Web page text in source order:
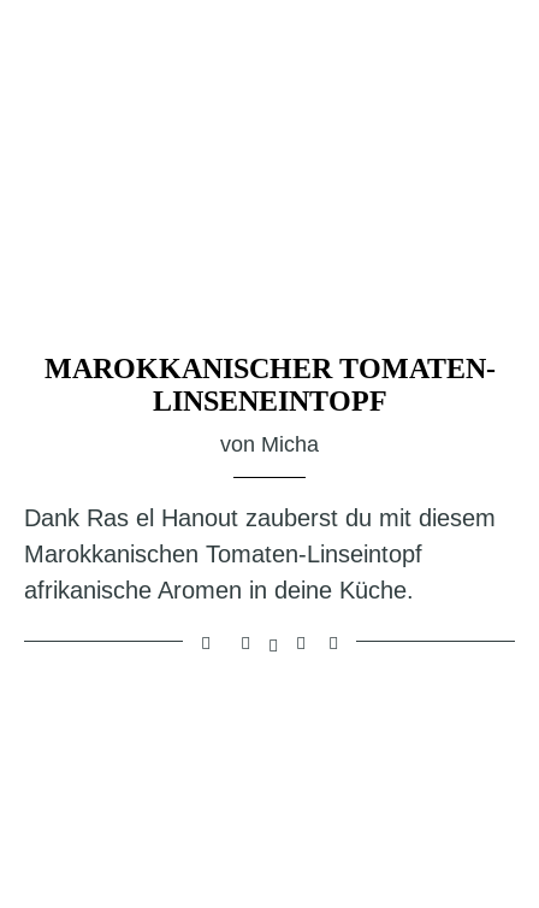
MAROKKANISCHER TOMATEN-
LINSENEINTOPF
von Micha
Dank Ras el Hanout zauberst du mit diesem
Marokkanischen Tomaten-Linseintopf
afrikanische Aromen in deine Küche.